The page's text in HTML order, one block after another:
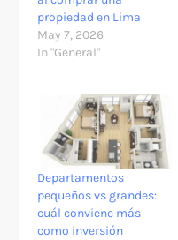
propiedad en Lima
May 7, 2026
In "General"
Departamentos
pequeños vs grandes:
cuál conviene más
como inversión